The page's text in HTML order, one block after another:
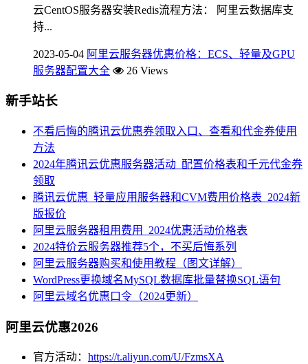
云CentOS服务器安装Redis流程方法： 阿里云数据库支
持...
2023-05-04 阿里云服务器优惠价格：ECS、轻量及GPU
服务器配置大全
26 Views
新手站长
不看后悔的腾讯云优惠券领取入口、查看和代金券使用
方法
2024年腾讯云优惠服务器活动_配置价格表和千元代金券
领取
腾讯云优惠_轻量应用服务器和CVM费用价格表_2024新
版报价
阿里云服务器租用费用_2024优惠活动价格表
2024特价云服务器推荐5个，不买后悔系列
阿里云服务器购买和使用教程（图文详解）
WordPress更换域名MySQL数据库批量替换SQL语句
阿里云域名优惠口令（2024更新）
阿里云优惠2026
官方活动： https://t.aliyun.com/U/FzmsXA